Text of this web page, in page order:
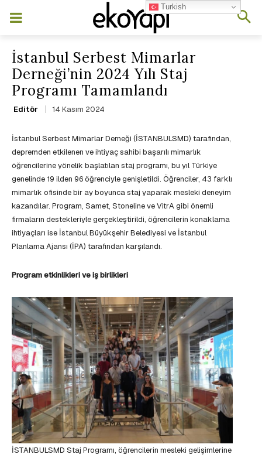
İstanbul Serbest Mimarlar
Derneği’nin 2024 Yılı Staj
Programı Tamamlandı
Editör 14 Kasım 2024
İstanbul Serbest Mimarlar Derneği (İSTANBULSMD) tarafından,
depremden etkilenen ve ihtiyaç sahibi başarılı mimarlık
öğrencilerine yönelik başlatılan staj programı, bu yıl Türkiye
genelinde 19 ilden 96 öğrenciyle genişletildi. Öğrenciler, 43 farklı
mimarlık ofisinde bir ay boyunca staj yaparak mesleki deneyim
kazandılar. Program, Samet, Stoneline ve VitrA gibi önemli
firmaların destekleriyle gerçekleştirildi, öğrencilerin konaklama
ihtiyaçları ise İstanbul Büyükşehir Belediyesi ve İstanbul
Planlama Ajansı (İPA) tarafından karşılandı.
Program etkinlikleri ve iş birlikleri
İSTANBULSMD Staj Programı, öğrencilerin mesleki gelişimlerine
Turkish